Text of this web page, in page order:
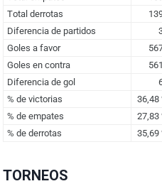
TORNEOS